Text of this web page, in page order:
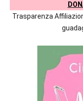
autrici
Trasparenza